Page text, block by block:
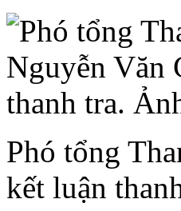
Phó tổng
kết luận